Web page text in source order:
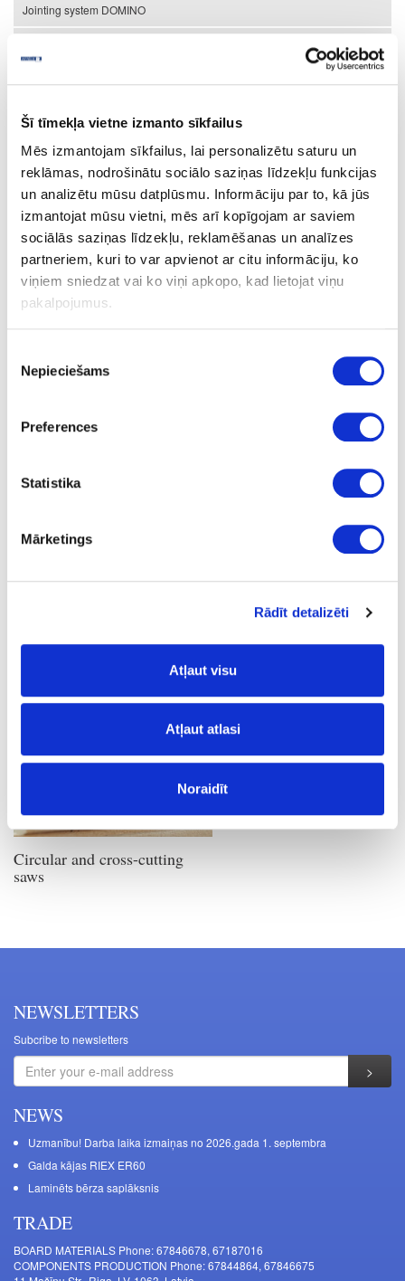
Šī tīmekļa vietne izmanto sīkfailus
Mēs izmantojam sīkfailus, lai personalizētu saturu un
reklāmas, nodrošinātu sociālo saziņas līdzekļu funkcijas
un analizētu mūsu datplūsmu. Informāciju par to, kā jūs
izmantojat mūsu vietni, mēs arī kopīgojam ar saviem
sociālās saziņas līdzekļu, reklamēšanas un analīzes
partneriem, kuri to var apvienot ar citu informāciju, ko
viņiem sniedzat vai ko viņi apkopo, kad lietojat viņu
pakalpojumus.
izvēle
Nepieciešams
Preferences
Statistika
Mārketings
Rādīt detalizēti
Atļaut visu
Atļaut atlasi
Noraidīt
Jointing system DOMINO
Lamello
Saw blades
Sizing and scoring saw blades
Drilling bits
Routers
Diamond cutters
Tools for CNC machines
Tools Sawing
Sawing
Circular and cross-cutting
saws
NEWSLETTERS
Subcribe to newsletters
NEWS
Uzmanību! Darba laika izmaiņas no 2026.gada 1. septembra
Galda kājas RIEX ER60
Laminēts bērza saplāksnis
TRADE
BOARD MATERIALS Phone: 67846678, 67187016
COMPONENTS PRODUCTION Phone: 67844864, 67846675